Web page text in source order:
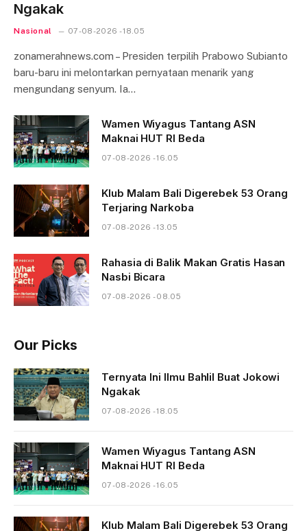
Ngakak
Nasional 07-08-2026 - 18.05
zonamerahnews.com – Presiden terpilih Prabowo Subianto
baru-baru ini melontarkan pernyataan menarik yang
mengundang senyum. Ia…
Wamen Wiyagus Tantang ASN
Maknai HUT RI Beda
07-08-2026 - 16.05
Klub Malam Bali Digerebek 53 Orang
Terjaring Narkoba
07-08-2026 - 13.05
Rahasia di Balik Makan Gratis Hasan
Nasbi Bicara
07-08-2026 - 08.05
Our Picks
Ternyata Ini Ilmu Bahlil Buat Jokowi
Ngakak
07-08-2026 - 18.05
Wamen Wiyagus Tantang ASN
Maknai HUT RI Beda
07-08-2026 - 16.05
Klub Malam Bali Digerebek 53 Orang